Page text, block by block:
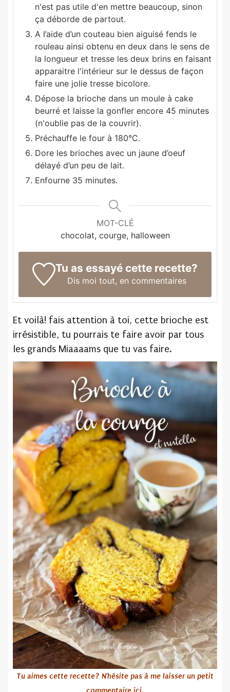
n'est pas utile d'en mettre beaucoup, sinon
ça déborde de partout.
A l’aide d’un couteau bien aiguisé fends le
rouleau ainsi obtenu en deux dans le sens de
la longueur et tresse les deux brins en faisant
apparaitre l'intérieur sur le dessus de façon
faire une jolie tresse bicolore.
Dépose la brioche dans un moule à cake
beurré et laisse la gonfler encore 45 minutes
(n'oublie pas de la couvrir).
Préchauffe le four à 180°C.
Dore les brioches avec un jaune d’oeuf
délayé d’un peu de lait.
Enfourne 35 minutes.
MOT-CLÉ
chocolat, courge, halloween
Tu as essayé cette recette?
Dis moi tout, en commentaires
Et voilà! fais attention à toi, cette brioche est
irrésistible, tu pourrais te faire avoir par tous
les grands Miaaaams que tu vas faire.
Tu aimes cette recette? N’hésite pas à me laisser un petit